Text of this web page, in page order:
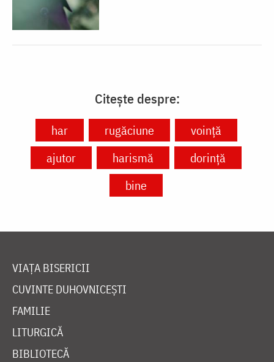
Citește despre:
har rugăciune
voință
ajutor
harismă
dorință
bine
VIAȚA BISERICII
CUVINTE DUHOVNICEȘTI
FAMILIE
LITURGICĂ
BIBLIOTECĂ